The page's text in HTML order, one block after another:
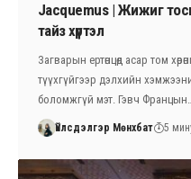
Jacquemus | Жижиг
тайз хүртэл
Загварын ертөнцөд асар том
түүхгүйгээр дэлхийн
боломжгүй мэт. Гэвч
Үйлсдэлгэр Мөнхбат 5